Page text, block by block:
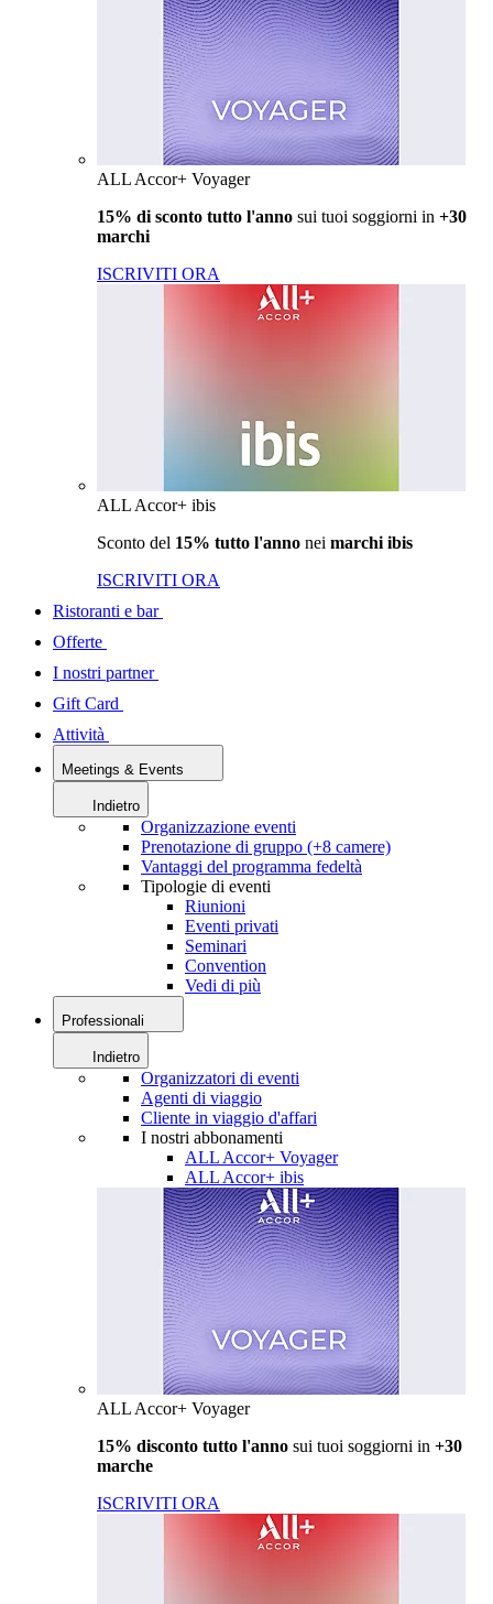
ALL Accor+ Voyager
15% di sconto tutto l'anno sui tuoi soggiorni in +30
marchi
ISCRIVITI ORA
ALL Accor+ ibis
Sconto del 15% tutto l'anno nei marchi ibis
ISCRIVITI ORA
Ristoranti e bar
Offerte
I nostri partner
Gift Card
Attività
Meetings & Events
Indietro
Organizzazione eventi
Prenotazione di gruppo (+8 camere)
Vantaggi del programma fedeltà
Tipologie di eventi
Riunioni
Eventi privati
Seminari
Convention
Vedi di più
Professionali
Indietro
Organizzatori di eventi
Agenti di viaggio
Cliente in viaggio d'affari
I nostri abbonamenti
ALL Accor+ Voyager
ALL Accor+ ibis
ALL Accor+ Voyager
15% disconto tutto l'anno sui tuoi soggiorni in +30
marche
ISCRIVITI ORA